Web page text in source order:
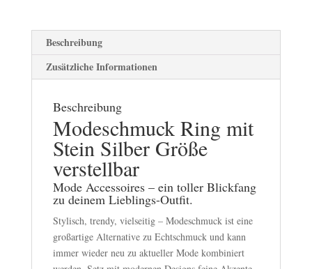
Beschreibung
Zusätzliche Informationen
Beschreibung
ModeschmuckRing mit
Stein Silber Größe
verstellbar
Mode Accessoires – ein toller Blickfang
zu deinem Lieblings-Outfit.
Stylisch, trendy, vielseitig – Modeschmuck ist eine
großartige Alternative zu Echtschmuck und kann
immer wieder neu zu aktueller Mode kombiniert